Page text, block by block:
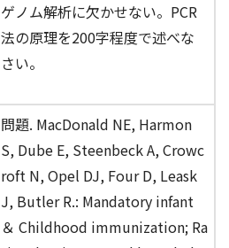
ゲノム解析に欠かせない。PCR
法の原理を200字程度で述べな
さい。
問題. MacDonald NE, Harmon
S, Dube E, Steenbeck A, Crowc
roft N, Opel DJ, Four D, Leask
J, Butler R.: Mandatory infant
＆ Childhood immunization; Ra